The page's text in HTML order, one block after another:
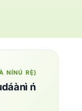
NÍNÚ RẸ̀)
ń